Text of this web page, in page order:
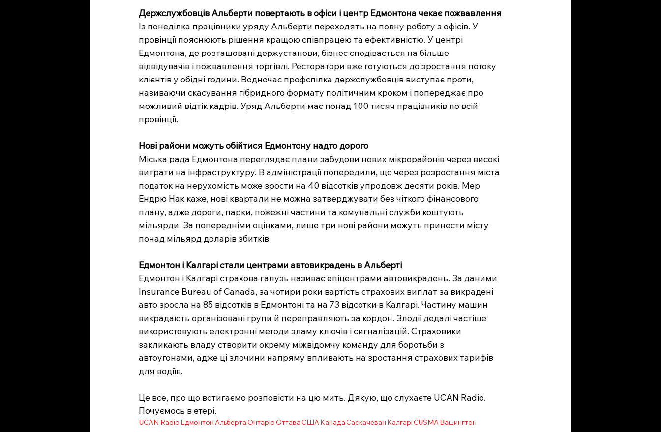
Держслужбовців Альберти повертають в офіси і центр Едмонтона чекає пожвавлення
Із понеділка працівники уряду Альберти переходять на повну роботу з офісів. У
провінції пояснюють рішення кращою співпрацею та ефективністю. У центрі
Едмонтона, де розташовані держустанови, бізнес сподівається на більше
відвідувачів і пожвавлення торгівлі. Ресторатори вже готуються до зростання потоку
клієнтів у обідні години. Водночас профспілка держслужбовців виступає проти,
називаючи скасування гібридного формату політичним кроком і попереджає про
можливий відтік кадрів. Уряд Альберти має понад 100 тисяч працівників по всій
провінції.
Нові райони можуть обійтися Едмонтону надто дорого
Міська рада Едмонтона переглядає плани забудови нових мікрорайонів через високі
витрати на інфраструктуру. В адміністрації попередили, що через розростання міста
податок на нерухомість може зрости на 40 відсотків упродовж десяти років. Мер
Ендрю Нак каже, нові квартали не можна затверджувати без чіткого фінансового
плану, адже дороги, парки, пожежні частини та комунальні служби коштують
мільярди. За попередніми оцінками, лише три нові райони можуть принести місту
понад мільярд доларів збитків.
Едмонтон і Калгарі стали центрами автовикрадень в Альберті
Едмонтон і Калгарі страхова галузь називає епіцентрами автовикрадень. За даними
Insurance Bureau of Canada, за чотири роки вартість страхових виплат за викрадені
авто зросла на 85 відсотків в Едмонтоні та на 73 відсотки в Калгарі. Частину машин
викрадають організовані групи й переправляють за кордон. Злодії дедалі частіше
використовують електронні методи зламу ключів і сигналізацій. Страховики
закликають владу створити окрему міжвідомчу команду для боротьби з
автоугонами, адже ці злочини напряму впливають на зростання страхових тарифів
для водіїв.
Це все, про що встигаємо розповісти на цю мить. Дякую, що слухаєте UCAN Radio.
Почуємось в етері.
UCAN Radio ЕдмонтонАльбертаОнтаріоОттаваСШАКанадаСаскачеван КалгаріCUSMAВашингтон